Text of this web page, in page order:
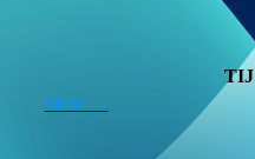
Mehr →